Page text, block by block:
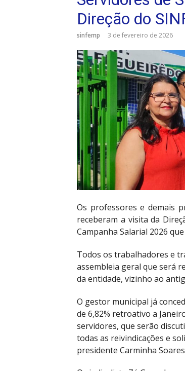
Direção do
sinfemp 3 de fevereiro de 2026
Os professores e demais
receberam a visita da
Campanha Salarial 2026
Todos os trabalhadores e
assembleia geral que será
da entidade, vizinho ao
O gestor municipal já
de 6,82% retroativo a
servidores, que serão
todas as reivindicações e
presidente Carminha